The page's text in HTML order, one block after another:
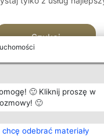
🙂 Kliknij proszę w
🙂
odebrać materiały
Szukaj
Plebiscyt
Laureaci